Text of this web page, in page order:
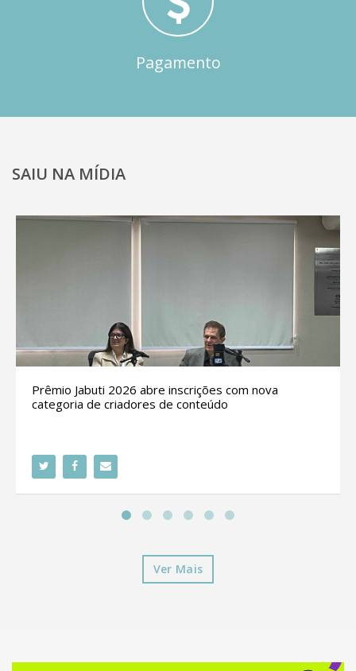
Pagamento
SAIU NA MÍDIA
Prêmio Jabuti 2026 abre inscrições com nova
categoria de criadores de conteúdo
Ver Mais